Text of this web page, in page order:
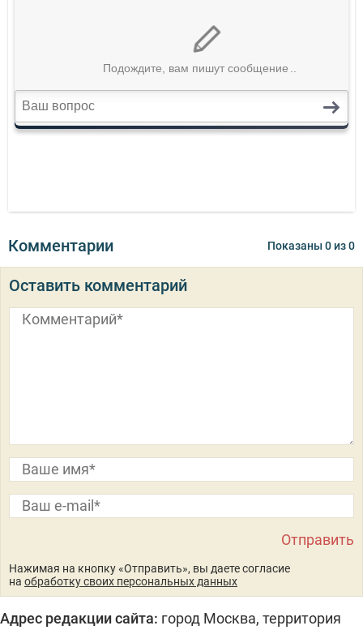
Комментарии Показаны0 из0
Оставить комментарий
Нажимая на кнопку «Отправить», вы даете согласие
на обработку своих персональных данных
Адрес редакции сайта: город Москва, территория